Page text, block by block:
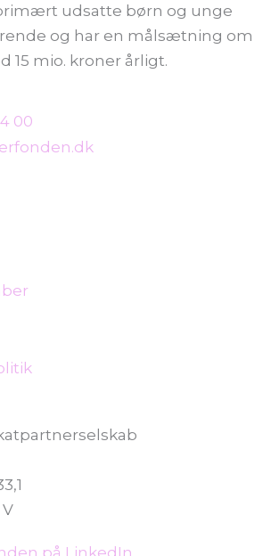
udsatte børn og unge
og har en målsætning om
15 mio. kroner årligt.
00
på LinkedIn